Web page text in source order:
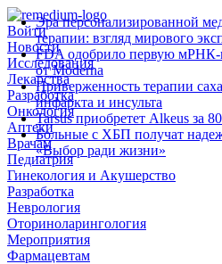
Войти
Новости
Исследования
Лекарства
Разработка
Онкология
Аптеки
Врачам
Педиатрия
Гинекология и Акушерство
Разработка
Неврология
Оториноларингология
Мероприятия
Фармацевтам
Эра персонализированной
терапии: взгляд мирового
FDA одобрило первую
от Moderna
Приверженность терапии
инфаркта и инсульта
Tarsus приобретет Alkeus за
Больные с ХБП получат
«Выбор ради жизни»